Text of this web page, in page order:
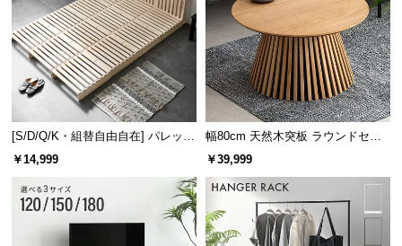
[S/D/Q/K・組替自由自在] パレット
ベッド 8/12/16枚セット
￥14,999
幅80cm 天然木突板 ラウンドセン
ターテーブル 美しい格子デザイン
￥39,999